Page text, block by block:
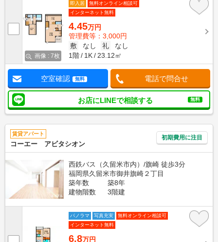
画像 : 7枚
即入居
無料オンライン相談可
インターネット無料
4.45万円
管理費等：3,000円
敷
なし 礼
なし
1階
1K 23.12㎡
空室確認 無料 電話で問合せ
お店にLINEで相談する 無料
賃貸アパート
コーエー アビタシオン
初期費用に注目
西鉄バス（久留米市内）/旗崎 徒歩3分
福岡県久留米市御井旗崎２丁目
築年数
築8年
建物階数
3階建
パノラマ 写真充実
無料オンライン相談可
インターネット無料
6.8万円